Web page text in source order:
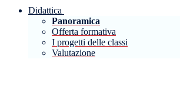
Didattica
Panoramica
Offerta formativa
I progetti delle classi
Valutazione